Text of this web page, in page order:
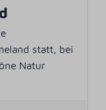
statt, bei
Natur